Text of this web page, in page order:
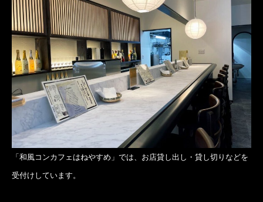
「和風コンカフェはねやすめ」では、お店貸し出し・貸し切りなどを
受付けしています。